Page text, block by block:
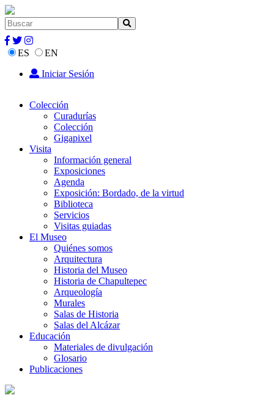
ES
EN
Iniciar Sesión
Colección
Curadurías
Colección
Gigapixel
Visita
Información general
Exposiciones
Agenda
Exposición: Bordado, de la virtud
Biblioteca
Servicios
Visitas guiadas
El Museo
Quiénes somos
Arquitectura
Historia del Museo
Historia de Chapultepec
Arqueología
Murales
Salas de Historia
Salas del Alcázar
Educación
Materiales de divulgación
Glosario
Publicaciones